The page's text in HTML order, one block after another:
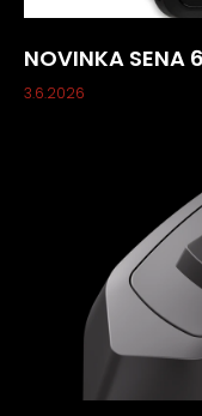
NOVINKA SENA
3.6.2026